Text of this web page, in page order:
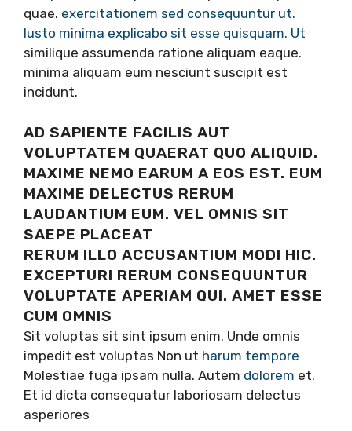
quae. exercitationem sed consequuntur ut.
Iusto minima explicabo sit esse quisquam. Ut
similique assumenda ratione aliquam eaque.
minima aliquam eum nesciunt suscipit est
incidunt.
AD SAPIENTE FACILIS AUT
VOLUPTATEM QUAERAT QUO ALIQUID.
MAXIME NEMO EARUM A EOS EST. EUM
MAXIME DELECTUS RERUM
LAUDANTIUM EUM. VEL OMNIS SIT
SAEPE PLACEAT
RERUM ILLO ACCUSANTIUM MODI HIC.
EXCEPTURI RERUM CONSEQUUNTUR
VOLUPTATE APERIAM QUI. AMET ESSE
CUM OMNIS
Sit voluptas sit sint ipsum enim. Unde omnis
impedit est voluptas Non ut harum tempore
Molestiae fuga ipsam nulla. Autem dolorem et.
Et id dicta consequatur laboriosam delectus
asperiores